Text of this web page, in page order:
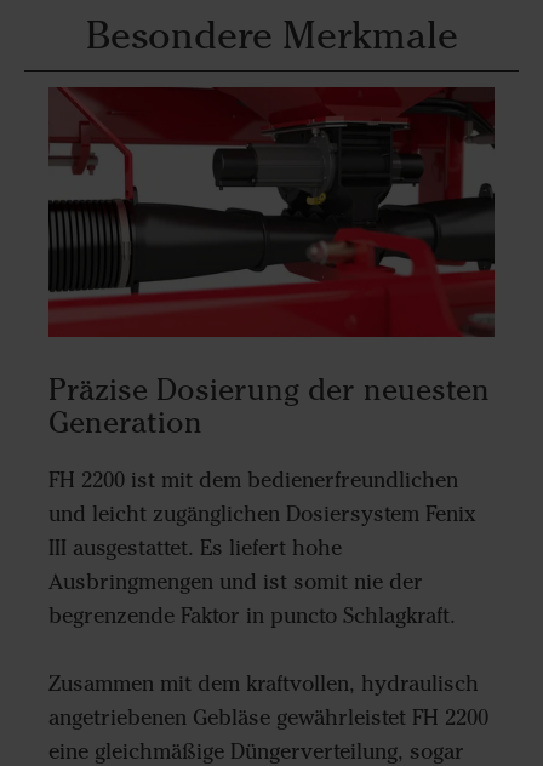
Besondere Merkmale
Präzise Dosierung der neuesten
Generation
FH 2200 ist mit dem bedienerfreundlichen
und leicht zugänglichen Dosiersystem Fenix
III ausgestattet. Es liefert hohe
Ausbringmengen und ist somit nie der
begrenzende Faktor in puncto Schlagkraft.
Zusammen mit dem kraftvollen, hydraulisch
angetriebenen Gebläse gewährleistet FH 2200
eine gleichmäßige Düngerverteilung, sogar